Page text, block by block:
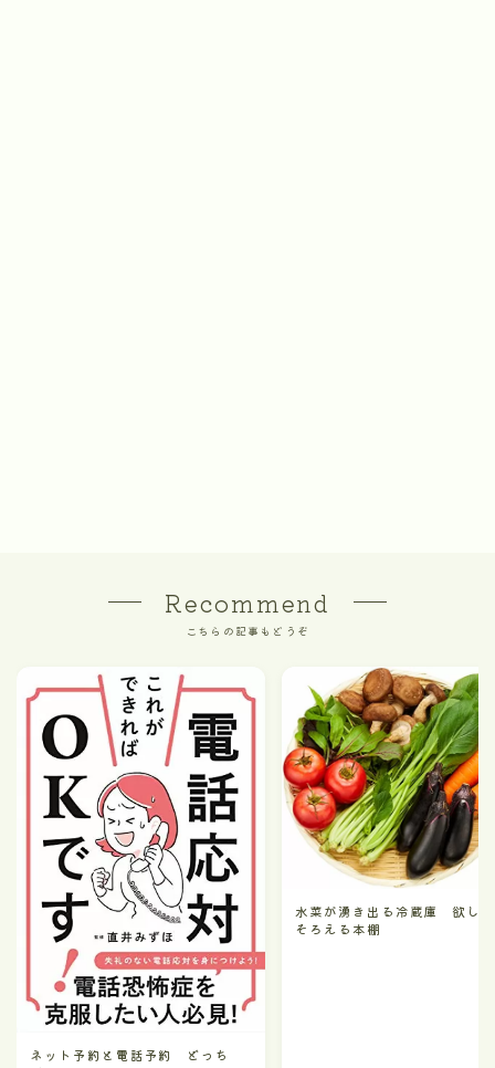
Recommend
こちらの記事もどうぞ
ネット予約と電話予約 どっち
水菜が湧き出る冷蔵庫 欲し
そろえる本棚